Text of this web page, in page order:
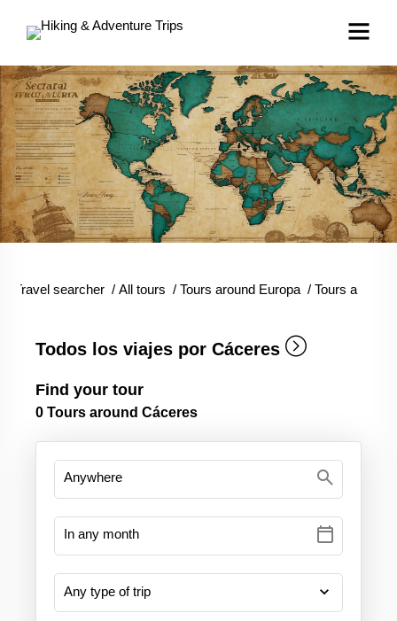
Travel searcher / All tours / Tours around Europa / Tours around
Todos los viajes por Cáceres
Find your tour
0 Tours around Cáceres
search
calendar_today